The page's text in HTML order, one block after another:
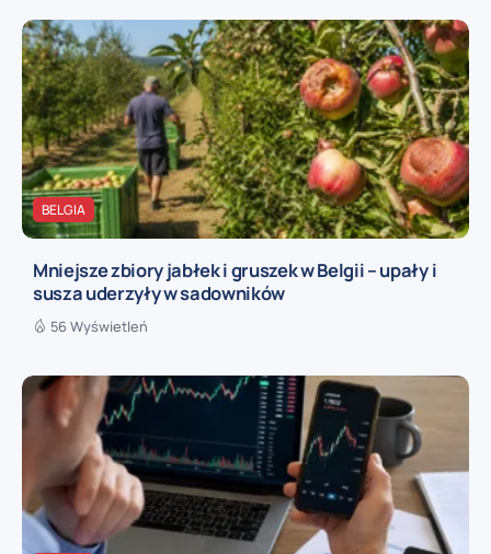
BELGIA
Mniejsze zbiory jabłek i gruszek w Belgii – upały i
susza uderzyły w sadowników
56 Wyświetleń